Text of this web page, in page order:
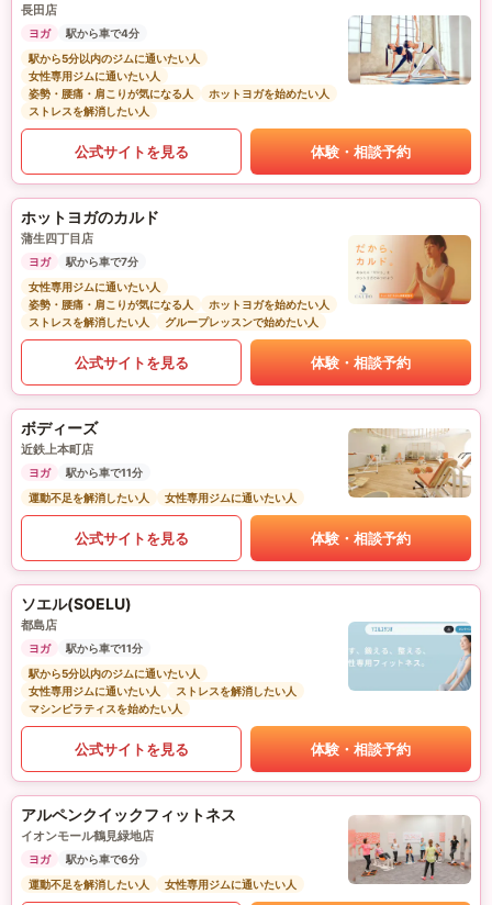
長田店
ヨガ
駅から車で4分
駅から5分以内のジムに通いたい人
女性専用ジムに通いたい人
姿勢・腰痛・肩こりが気になる人
ホットヨガを始めたい人
ストレスを解消したい人
公式サイトを見る 体験・相談予約
ホットヨガのカルド
蒲生四丁目店
ヨガ
駅から車で7分
女性専用ジムに通いたい人
姿勢・腰痛・肩こりが気になる人
ホットヨガを始めたい人
ストレスを解消したい人
グループレッスンで始めたい人
公式サイトを見る 体験・相談予約
ボディーズ
近鉄上本町店
ヨガ
駅から車で11分
運動不足を解消したい人
女性専用ジムに通いたい人
公式サイトを見る 体験・相談予約
ソエル(SOELU)
都島店
ヨガ
駅から車で11分
駅から5分以内のジムに通いたい人
女性専用ジムに通いたい人
ストレスを解消したい人
マシンピラティスを始めたい人
公式サイトを見る 体験・相談予約
アルペンクイックフィットネス
イオンモール鶴見緑地店
ヨガ
駅から車で6分
運動不足を解消したい人
女性専用ジムに通いたい人